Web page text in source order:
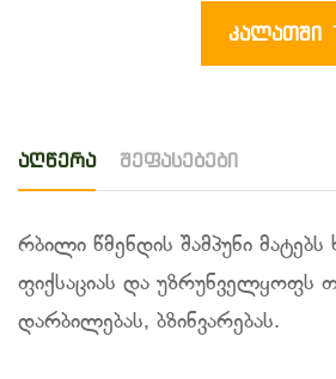
ᲙᲐᲚᲐᲗᲨᲘ
აღწერა შეფასებები
რბილი წმენდის შამპუნი მატებს
ფიქსაციას და უზრუნველყოფს
დარბილებას, ბზინვარებას.